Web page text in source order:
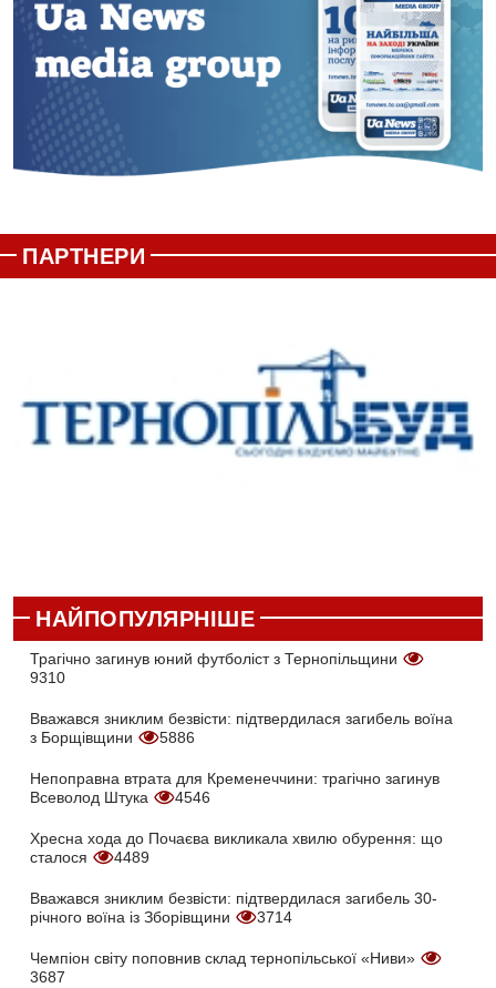
ПАРТНЕРИ
НАЙПОПУЛЯРНІШЕ
Трагічно загинув юний футболіст з Тернопільщини
9310
Вважався зниклим безвісти: підтвердилася загибель воїна
з Борщівщини
5886
Непоправна втрата для Кременеччини: трагічно загинув
Всеволод Штука
4546
Хресна хода до Почаєва викликала хвилю обурення: що
сталося
4489
Вважався зниклим безвісти: підтвердилася загибель 30-
річного воїна із Зборівщини
3714
Чемпіон світу поповнив склад тернопільської «Ниви»
3687